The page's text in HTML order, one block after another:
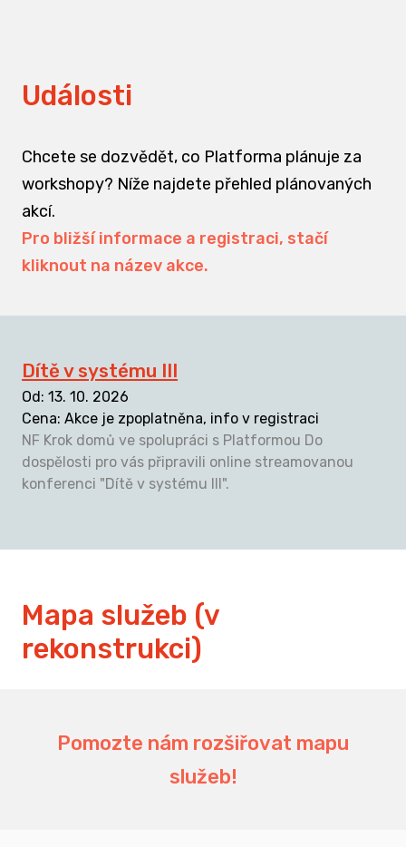
Události
Chcete se dozvědět, co Platforma plánuje za
workshopy? Níže najdete přehled plánovaných
akcí.
Pro bližší informace a registraci, stačí
kliknout na název akce.
Dítě v systému III
Od: 13. 10. 2026
Cena: Akce je zpoplatněna, info v registraci
NF Krok domů ve spolupráci s Platformou Do
dospělosti pro vás připravili online streamovanou
konferenci "Dítě v systému III".
Mapa služeb (v
rekonstrukci)
Pomozte nám rozšiřovat mapu
služeb!